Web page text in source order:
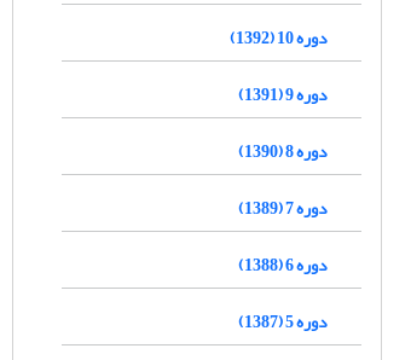
دوره 10 (1392)
دوره 9 (1391)
دوره 8 (1390)
دوره 7 (1389)
دوره 6 (1388)
دوره 5 (1387)